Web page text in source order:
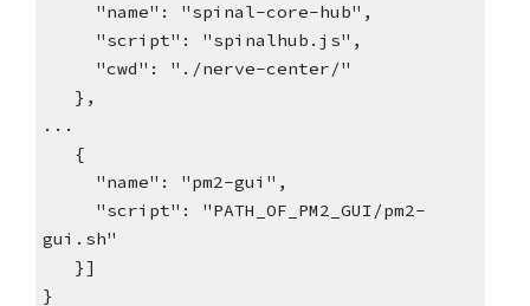
     "name": "spinal-core-hub",
     "script": "spinalhub.js",
     "cwd": "./nerve-center/"
   },
...
   {
     "name": "pm2-gui",
gui.sh"
   }]
}